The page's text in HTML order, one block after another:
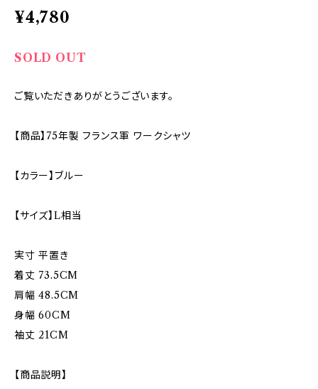
¥4,780
SOLD OUT
ご覧いただきありがとうございます。
【商品】75年製 フランス軍 ワークシャツ
【カラー】ブルー
【サイズ】L相当
実寸 平置き
着丈 73.5CM
肩幅 48.5CM
身幅 60CM
袖丈 21CM
【商品説明】